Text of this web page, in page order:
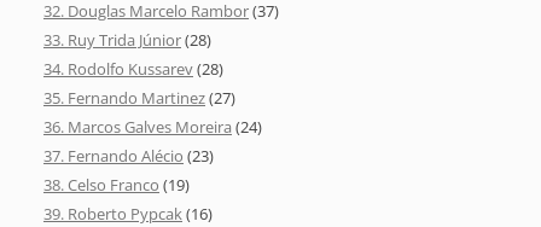
32. Douglas Marcelo Rambor(37)
33. Ruy Trida Júnior(28)
34. Rodolfo Kussarev(28)
35. Fernando Martinez(27)
36. Marcos Galves Moreira (24)
37. Fernando Alécio (23)
38. Celso Franco (19)
39. Roberto Pypcak(16)